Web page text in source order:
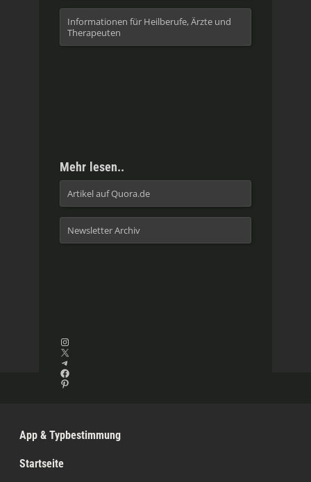
Informationen für Heilberufe, Ärzte und
Therapeuten
Mehr lesen..
Artikel auf Quora.de
Newsletter Archiv
Instagram
X
Telegram
Facebook
Pinterest
App & Typbestimmung
Startseite